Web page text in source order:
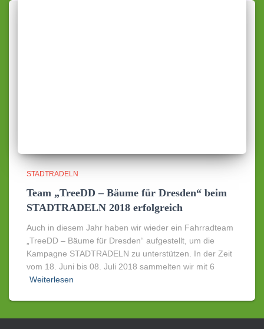
STADTRADELN
Team „TreeDD – Bäume für Dresden“ beim
STADTRADELN 2018 erfolgreich
Auch in diesem Jahr haben wir wieder ein Fahrradteam
„TreeDD – Bäume für Dresden“ aufgestellt, um die
Kampagne STADTRADELN zu unterstützen. In der Zeit
vom 18. Juni bis 08. Juli 2018 sammelten wir mit 6
Weiterlesen